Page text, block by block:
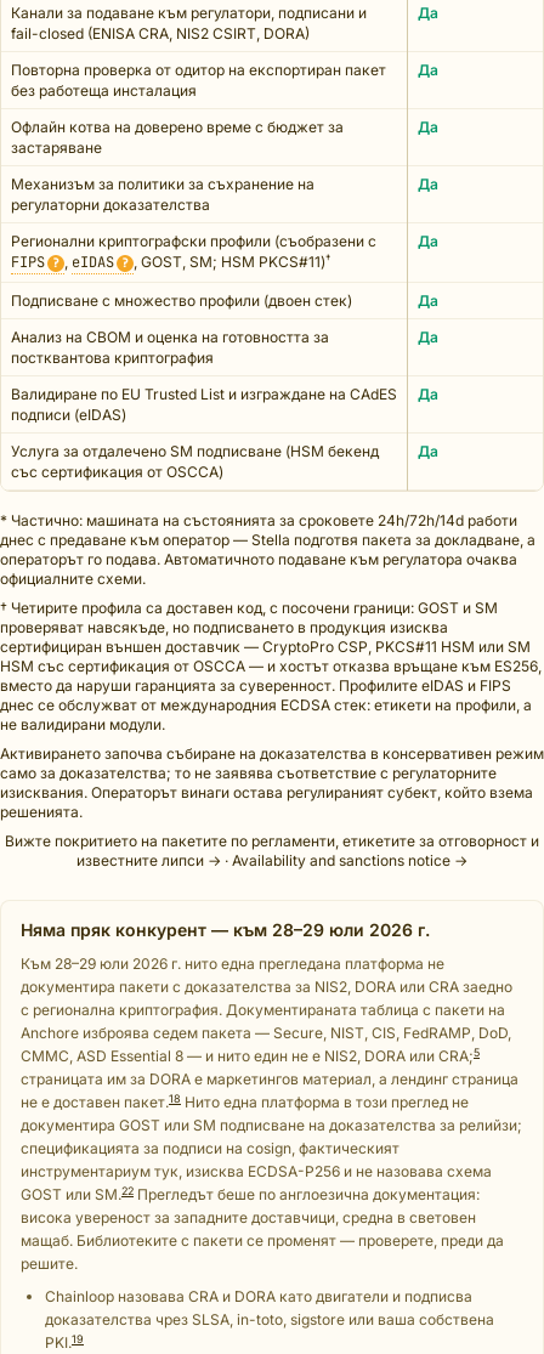
Канали за подаване към регулатори, подписани и
fail-closed (ENISA CRA, NIS2 CSIRT, DORA)
Да
Повторна проверка от одитор на експортиран пакет
без работеща инсталация
Да
Офлайн котва на доверено време с бюджет за
застаряване
Да
Механизъм за политики за съхранение на
регулаторни доказателства
Да
Регионални криптографски профили (съобразени с
FIPS ? , eIDAS ? , GOST, SM; HSM PKCS#11)†
Да
Подписване с множество профили (двоен стек)
Да
Анализ на CBOM и оценка на готовността за
постквантова криптография
Да
Валидиране по EU Trusted List и изграждане на CAdES
подписи (eIDAS)
Да
Услуга за отдалечено SM подписване (HSM бекенд
със сертификация от OSCCA)
Да
* Частично: машината на състоянията за сроковете 24h/72h/14d работи
днес с предаване към оператор — Stella подготвя пакета за докладване, а
операторът го подава. Автоматичното подаване към регулатора очаква
официалните схеми.
† Четирите профила са доставен код, с посочени граници: GOST и SM
проверяват навсякъде, но подписването в продукция изисква
сертифициран външен доставчик — CryptoPro CSP, PKCS#11 HSM или SM
HSM със сертификация от OSCCA — и хостът отказва връщане към ES256,
вместо да наруши гаранцията за суверенност. Профилите eIDAS и FIPS
днес се обслужват от международния ECDSA стек: етикети на профили, а
не валидирани модули.
Активирането започва събиране на доказателства в консервативен режим
само за доказателства; то не заявява съответствие с регулаторните
изисквания. Операторът винаги остава регулираният субект, който взема
решенията.
Вижте покритието на пакетите по регламенти, етикетите за отговорност и
известните липси → · Availability and sanctions notice →
Няма пряк конкурент — към 28–29 юли 2026 г.
Към 28–29 юли 2026 г. нито една прегледана платформа не
документира пакети с доказателства за NIS2, DORA или CRA заедно
с регионална криптография. Документираната таблица с пакети на
Anchore изброява седем пакета — Secure, NIST, CIS, FedRAMP, DoD,
CMMC, ASD Essential 8 — и нито един не е NIS2, DORA или CRA;5
страницата им за DORA е маркетингов материал, а лендинг страница
не е доставен пакет.18 Нито една платформа в този преглед не
документира GOST или SM подписване на доказателства за релийзи;
спецификацията за подписи на cosign, фактическият
инструментариум тук, изисква ECDSA-P256 и не назовава схема
GOST или SM.22 Прегледът беше по англоезична документация:
висока увереност за западните доставчици, средна в световен
мащаб. Библиотеките с пакети се променят — проверете, преди да
решите.
Chainloop назовава CRA и DORA като двигатели и подписва
доказателства чрез SLSA, in-toto, sigstore или ваша собствена
PKI.19